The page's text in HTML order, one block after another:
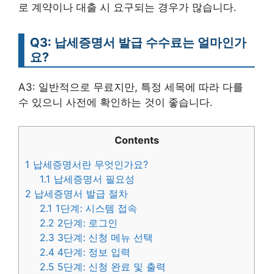
로 계약이나 대출 시 요구되는 경우가 많습니다.
Q3: 납세증명서 발급 수수료는 얼마인가
요?
A3: 일반적으로 무료지만, 특정 세목에 따라 다를
수 있으니 사전에 확인하는 것이 좋습니다.
Contents
1 납세증명서란 무엇인가요?
1.1 납세증명서 필요성
2 납세증명서 발급 절차
2.1 1단계: 시스템 접속
2.2 2단계: 로그인
2.3 3단계: 신청 메뉴 선택
2.4 4단계: 정보 입력
2.5 5단계: 신청 완료 및 출력